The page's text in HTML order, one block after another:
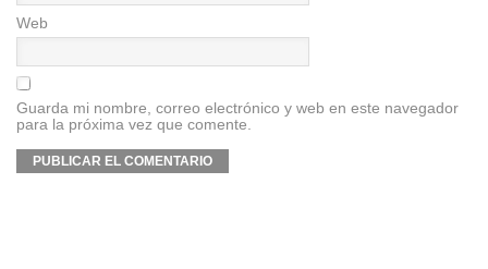
Web
Guarda mi nombre, correo electrónico y web en este navegador
para la próxima vez que comente.